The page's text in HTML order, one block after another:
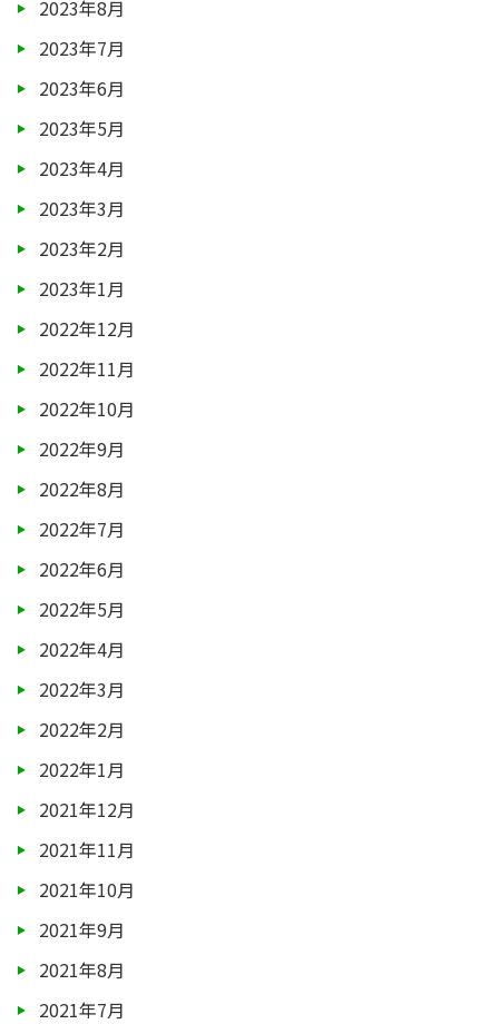
2023年8月
2023年7月
2023年6月
2023年5月
2023年4月
2023年3月
2023年2月
2023年1月
2022年12月
2022年11月
2022年10月
2022年9月
2022年8月
2022年7月
2022年6月
2022年5月
2022年4月
2022年3月
2022年2月
2022年1月
2021年12月
2021年11月
2021年10月
2021年9月
2021年8月
2021年7月